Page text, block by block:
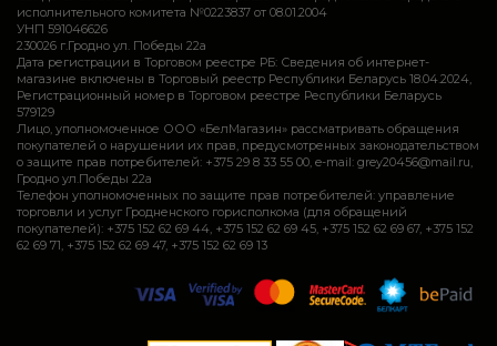
исполнительного комитета №0223837 от 08.01.2004
УНП 591046626
230026 г.Гродно ул. Победы 22а
Дата регистрации в Торговом реестре РБ: Сведения об интернет-
магазине включены в Торговый реестр Республики Беларусь 18.04.2024,
Регистрационный номер в Торговом реестре Республики Беларусь
579129
Лицо, уполномоченное ООО «БелМагазин» рассматривать обращения
покупателей о нарушении их прав, предусмотренных законодательством
о защите прав потребителей: +375 29 8 33 55 00, e-mail: grey20456@mail.ru,
Гродно ул.Победы 22а
Телефон уполномоченных по защите прав потребителей: управление
торговли и услуг Гродненского горисполкома (для обращений
покупателей): +375 152 62 69 44, +375 152 62 69 45, +375 152 62 69 67, +375 152
62 69 71, +375 152 62 69 47, +375 152 62 69 13